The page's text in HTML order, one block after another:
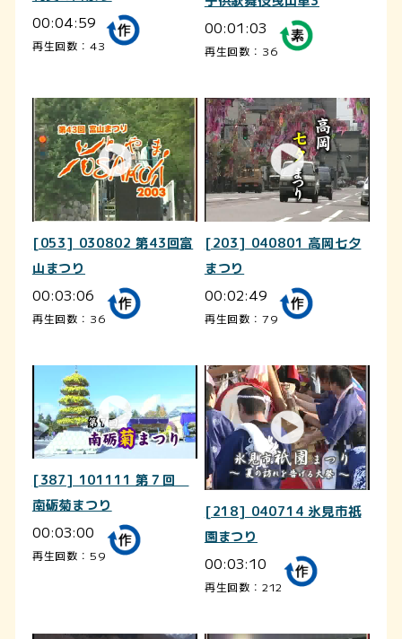
00:04:59
再生回数：43
00:01:03
再生回数：36
[053] 030802 第43回富
山まつり
00:03:06
再生回数：36
[203] 040801 高岡七夕
まつり
00:02:49
再生回数：79
[387] 101111 第７回
南砺菊まつり
00:03:00
再生回数：59
[218] 040714 氷見市祇
園まつり
00:03:10
再生回数：212